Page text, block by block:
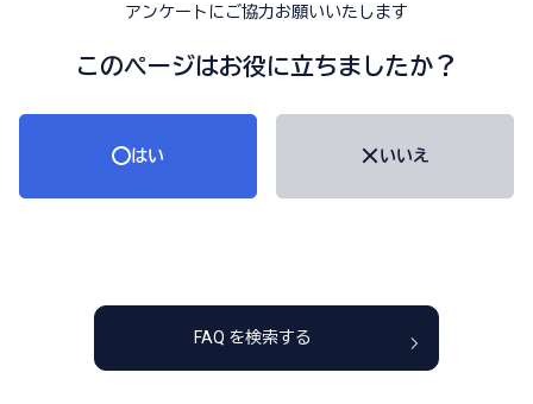
アンケートにご協力お願いいたします
このページはお役に立ちましたか？
はい いいえ
FAQ を検索する